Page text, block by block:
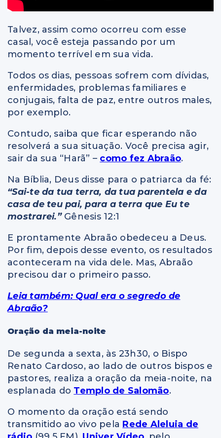
Talvez, assim como ocorreu com esse
casal, você esteja passando por um
momento terrível em sua vida.
Todos os dias, pessoas sofrem com dívidas,
enfermidades, problemas familiares e
conjugais, falta de paz, entre outros males,
por exemplo.
Contudo, saiba que ficar esperando não
resolverá a sua situação. Você precisa agir,
sair da sua “Harã” – como fez Abraão.
Na Bíblia, Deus disse para o patriarca da fé:
“Sai-te da tua terra, da tua parentela e da
casa de teu pai, para a terra que Eu te
mostrarei.”Gênesis 12:1
E prontamente Abraão obedeceu a Deus.
Por fim, depois desse evento, os resultados
aconteceram na vida dele. Mas, Abraão
precisou dar o primeiro passo.
Leia também: Qual era o segredo de
Abraão?
Oração da meia-noite
De segunda a sexta, às 23h30, o Bispo
Renato Cardoso, ao lado de outros bispos e
pastores, realiza a oração da meia-noite, na
esplanada do Templo de Salomão.
O momento da oração está sendo
transmitido ao vivo pela Rede Aleluia de